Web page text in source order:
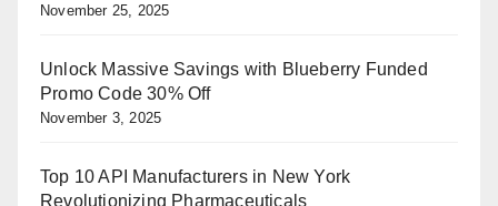
November 25, 2025
Unlock Massive Savings with Blueberry Funded
Promo Code 30% Off
November 3, 2025
Top 10 API Manufacturers in New York
Revolutionizing Pharmaceuticals